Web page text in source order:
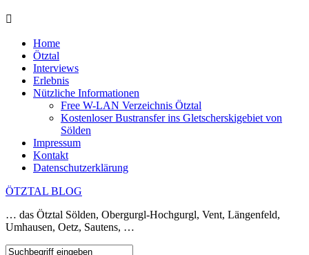
Home
Ötztal
Interviews
Erlebnis
Nützliche Informationen
Free W-LAN Verzeichnis Ötztal
Kostenloser Bustransfer ins Gletscherskigebiet von
Sölden
Impressum
Kontakt
Datenschutzerklärung
ÖTZTAL BLOG
… das Ötztal Sölden, Obergurgl-Hochgurgl, Vent, Längenfeld,
Umhausen, Oetz, Sautens, …